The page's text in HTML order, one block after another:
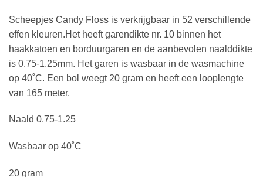
Scheepjes Candy Floss is verkrijgbaar in 52 verschillende
effen kleuren.Het heeft garendikte nr. 10 binnen het
haakkatoen en borduurgaren en de aanbevolen naalddikte
is 0.75-1.25mm. Het garen is wasbaar in de wasmachine
op 40˚C. Een bol weegt 20 gram en heeft een looplengte
van 165 meter.
Naald 0.75-1.25
Wasbaar op 40˚C
20 gram